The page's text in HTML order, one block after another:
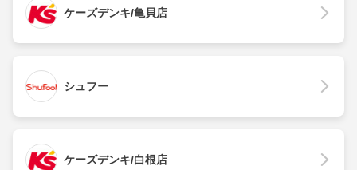
ケーズデンキ/亀貝店
シュフー
ケーズデンキ/白根店